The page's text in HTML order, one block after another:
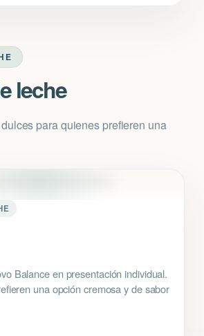
leche
para quienes prefieren una
Balance en presentación individual.
una opción cremosa y de sabor